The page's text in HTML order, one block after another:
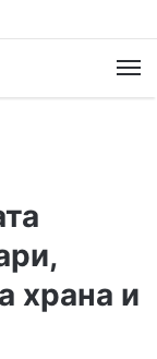
рекорд
храна и